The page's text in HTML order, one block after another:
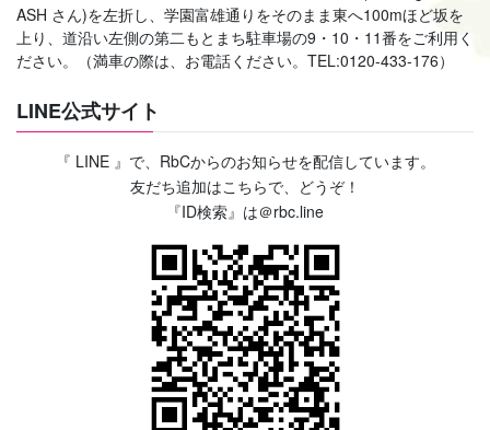
ASH さん)を左折し、学園富雄通りをそのまま東へ100mほど坂を
上り、道沿い左側の第二もとまち駐車場の9・10・11番をご利用く
ださい。（満車の際は、お電話ください。TEL:0120-433-176）
LINE公式サイト
『 LINE 』で、RbCからのお知らせを配信しています。
友だち追加はこちらで、どうぞ！
『ID検索』は＠rbc.line